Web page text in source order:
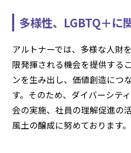
多様性、LGBTQ＋に
アルトナーでは、多様な人財
限発揮される機会を提供する
ンを生み出し、価値創造につ
す。そのため、ダイバーシテ
会の実施、社員の理解促進の
風土の醸成に努めております。